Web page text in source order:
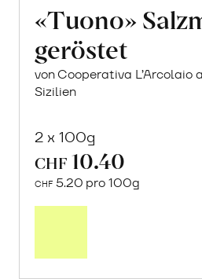
«Tuono»
geröstet
von Cooperativa L’Arcolaio
Sizilien
2 x 100g
CHF 10.40
CHF 5.20 pro 100g